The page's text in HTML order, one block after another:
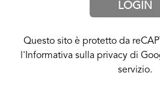
Questo sito è protetto da
l'Informativa sulla privacy di
servizio.